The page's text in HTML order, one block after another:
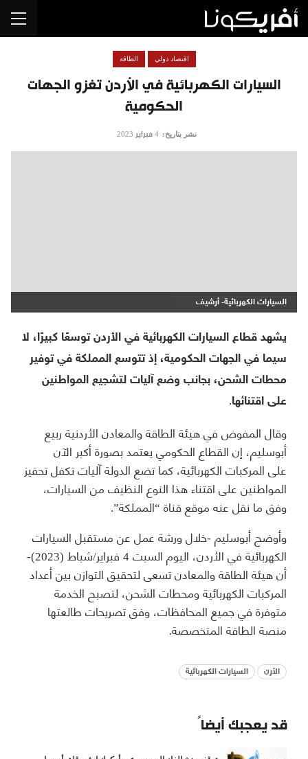
السيارات الكهربائية في الأردن تغزو الجهات
الحكومية
اقتصاد دولي الطاقة
نشر بتاريخ: 4 فبراير 2023
السيارات الكهربائية- أرشيف
يشهد قطاع السيارات الكهربائية في الأردن توسعًا كبيرًا، لا
سيما في الجهات الحكومية، إذ تتوسع المملكة في توفير
محطات الشحن، بجانب وضع آليات لتشجيع المواطنين
على اقتنائها.
وقال المفوض في هيئة الطاقة والمعادن الأردنية ربيع
أبوسليم، إن القطاع الحكومي يعتمد بصورة أكبر الآن
على المركبات الكهربائية، كما تضع الدولة آليات تكفل تحفيز
المواطنين على اقتناء هذا النوع النظيف من السيارات،
وفق ما نقل عنه موقع قناة “المملكة”.
وأوضح أبوسليم -خلال ورشة عمل عن مستقبل السيارات
الكهربائية في الأردن، اليوم السبت 4 فبراير/شباط (2023)-
أن هيئة الطاقة والمعادن تسعى لتحقيق التوازن بين أعداد
المركبات الكهربائية ومحطات الشحن، لتصبح الخدمة
متوفرة في جميع المحافظات، وفق تصريحات طالعتها
منصة الطاقة المتخصصة.
الأرن السيارات الكهربائية
قد يعجبك أيضاً